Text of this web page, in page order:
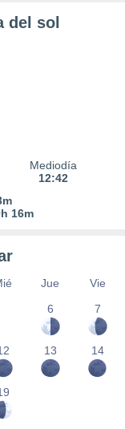
del sol
Mediodía
12:42
16m
Jue Vie
6
7
13 14